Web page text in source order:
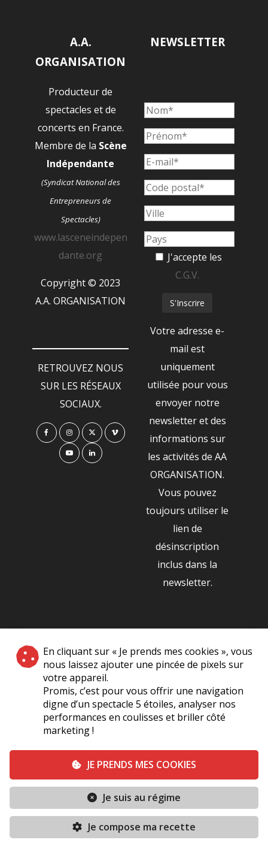
En cliquant sur « Je prends mes cookies », vous
nous laissez ajouter une pincée de pixels sur
votre appareil.
Promis, c’est pour vous offrir une navigation
digne d’un spectacle 5 étoiles, analyser nos
performances en coulisses et briller côté
marketing !
JE PRENDS MES COOKIES
Je suis au régime
Je compose ma recette
TERMINÉ
A.A.
ORGANISATION
Producteur de
spectacles et de
concerts en France.
Membre de la Scène
Indépendante
(Syndicat National des
Entrepreneurs de
Spectacles)
www.lasceneindepen
dante.org
Copyright © 2023
A.A. ORGANISATION
RETROUVEZ NOUS
SUR LES RÉSEAUX
SOCIAUX.
NEWSLETTER
J'accepte les
C.G.V.
Votre adresse e-
mail est
uniquement
utilisée pour vous
envoyer notre
newsletter et des
informations sur
les activités de AA
ORGANISATION.
Vous pouvez
toujours utiliser le
lien de
désinscription
inclus dans la
newsletter.
NOS PARTENAIRES
|
Plan du site A Propos de Nous
Mentions légales Vie Privée
Conditions générales de vente
Conditions générales Politique de cookies (UE)